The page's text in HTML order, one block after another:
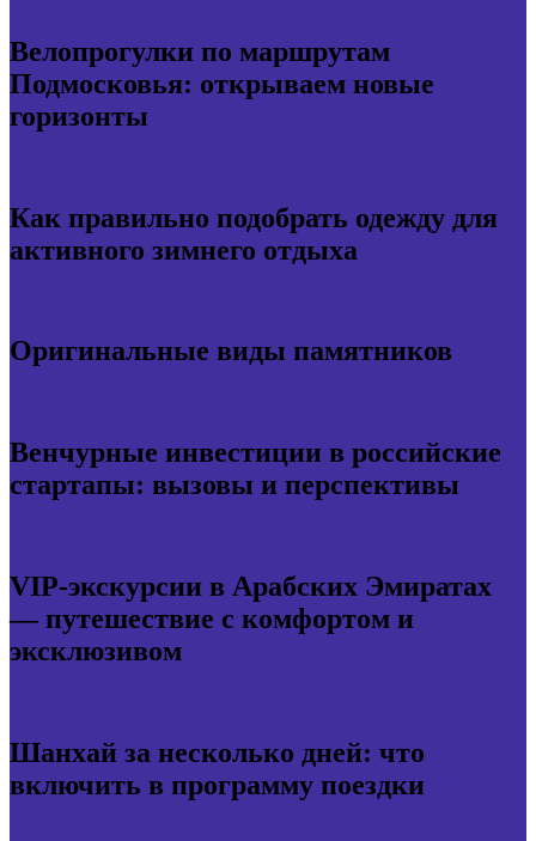
Велопрогулки по маршрутам
Подмосковья: открываем новые
горизонты
Как правильно подобрать одежду для
активного зимнего отдыха
Оригинальные виды памятников
Венчурные инвестиции в российские
стартапы: вызовы и перспективы
VIP-экскурсии в Арабских Эмиратах
— путешествие с комфортом и
эксклюзивом
Шанхай за несколько дней: что
включить в программу поездки